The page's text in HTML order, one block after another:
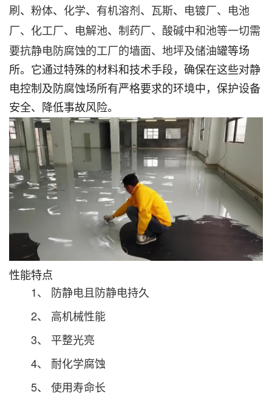
刷、 粉体、 化学、 有机溶剂、 瓦斯、 电镀厂、电池
厂、化工厂、电解池、制药厂、酸碱中和池等一切需
要抗静电防腐蚀的工厂的墙面、地坪及储油罐等场
所。它通过特殊的材料和技术手段，确保在这些对静
电控制及防腐蚀场所有严格要求的环境中，保护设备
安全、降低事故风险。
性能特点
1、 防静电且防静电持久
2、 高机械性能
3、 平整光亮
4、 耐化学腐蚀
5、 使用寿命长